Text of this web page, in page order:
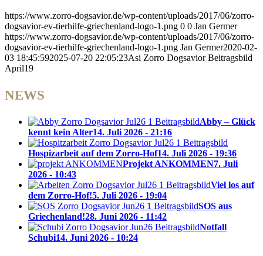
https://www.zorro-dogsavior.de/wp-content/uploads/2017/06/zorro-
dogsavior-ev-tierhilfe-griechenland-logo-1.png 0 0 Jan Germer
https://www.zorro-dogsavior.de/wp-content/uploads/2017/06/zorro-
dogsavior-ev-tierhilfe-griechenland-logo-1.png Jan Germer2020-02-
03 18:45:592025-07-20 22:05:23Asi Zorro Dogsavior Beitragsbild
April19
NEWS
Abby – Glück
kennt kein Alter14. Juli 2026 - 21:16
Hospizarbeit auf dem Zorro-Hof14. Juli 2026 - 19:36
Projekt ANKOMMEN7. Juli
2026 - 10:43
Viel los auf
dem Zorro-Hof!5. Juli 2026 - 19:04
SOS aus
Griechenland!28. Juni 2026 - 11:42
Notfall
Schubi14. Juni 2026 - 10:24